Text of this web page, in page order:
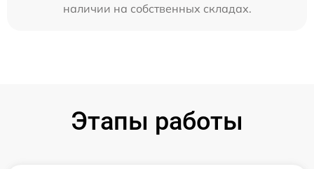
наличии на собственных складах.
Этапы работы